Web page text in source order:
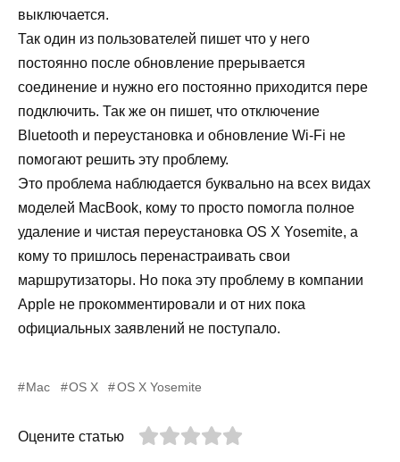
выключается.
Так один из пользователей пишет что у него
постоянно после обновление прерывается
соединение и нужно его постоянно приходится пере
подключить. Так же он пишет, что отключение
Bluetooth и переустановка и обновление Wi-Fi не
помогают решить эту проблему.
Это проблема наблюдается буквально на всех видах
моделей MacBook, кому то просто помогла полное
удаление и чистая переустановка OS X Yosemite, а
кому то пришлось перенастраивать свои
маршрутизаторы. Но пока эту проблему в компании
Apple не прокомментировали и от них пока
официальных заявлений не поступало.
Mac OS X OS X Yosemite
Оцените статью